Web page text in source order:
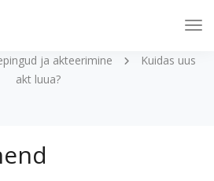
ja akteerimine
Kuidas uus
akt luua?